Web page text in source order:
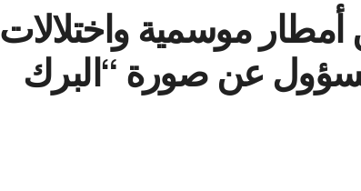
موسمية واختلالات
عن صورة “البرك